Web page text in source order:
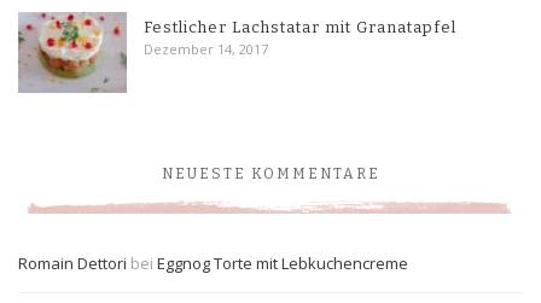
Festlicher Lachstatar mit Granatapfel
Dezember 14, 2017
NEUESTE KOMMENTARE
Romain Dettori bei Eggnog Torte mit Lebkuchencreme